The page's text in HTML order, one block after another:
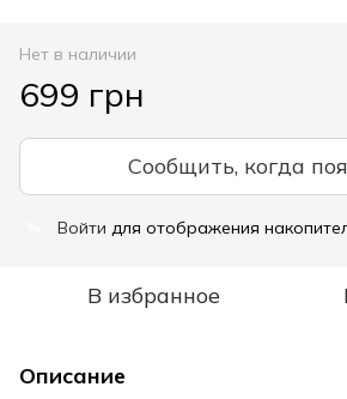
Нет в наличии
699 грн
Сообщить, когда
Войти для отображения
В избранное
Описание